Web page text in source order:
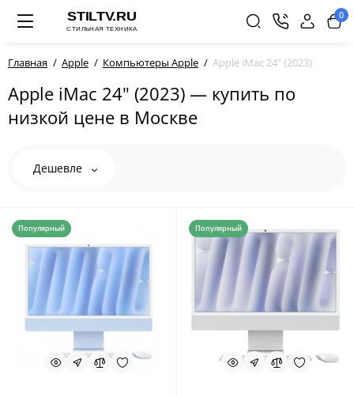
0
Главная Apple Компьютеры Apple Apple iMac 24" (2023)
Apple iMac 24" (2023) — купить по
низкой цене в Москве
Дешевле
Популярный Популярный